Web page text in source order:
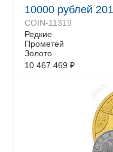
10000 рублей
COIN-11319
Редкие
Прометей
Золото
10 467 469 ₽